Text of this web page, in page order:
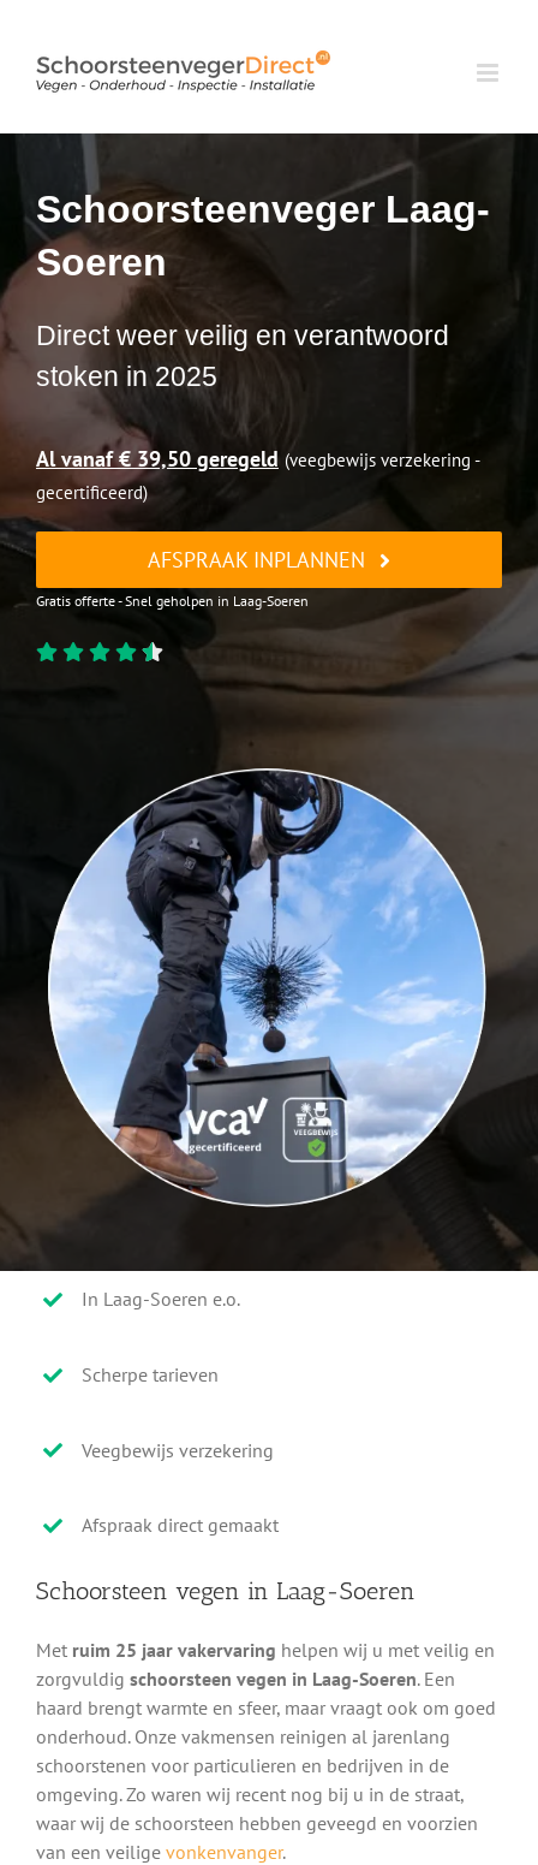
inhoud
Schoorsteenveger Laag-
Soeren
Direct weer veilig en verantwoord
stoken in 2025
Al vanaf € 39,50 geregeld (veegbewijs verzekering -
gecertificeerd)
AFSPRAAK INPLANNEN
Gratis offerte - Snel geholpen in Laag-Soeren
In Laag-Soeren e.o.
Scherpe tarieven
Veegbewijs verzekering
Afspraak direct gemaakt
Schoorsteen vegen in Laag-Soeren
Met ruim 25 jaar vakervaring helpen wij u met veilig en
zorgvuldig schoorsteen vegen in Laag-Soeren. Een
haard brengt warmte en sfeer, maar vraagt ook om goed
onderhoud. Onze vakmensen reinigen al jarenlang
schoorstenen voor particulieren en bedrijven in de
omgeving. Zo waren wij recent nog bij u in de straat,
waar wij de schoorsteen hebben geveegd en voorzien
van een veilige vonkenvanger.